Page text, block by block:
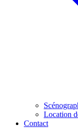
Location
Contact